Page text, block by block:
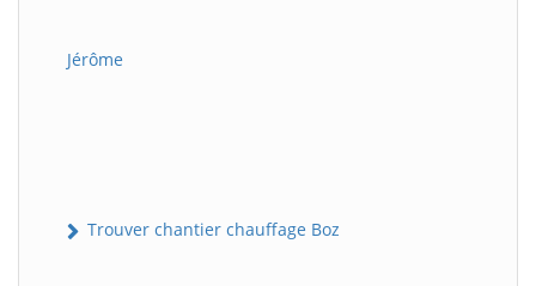
Jérôme
Trouver chantier chauffage Boz